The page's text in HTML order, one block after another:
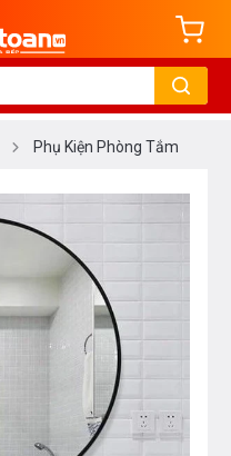
Phụ Kiện Phòng Tắm